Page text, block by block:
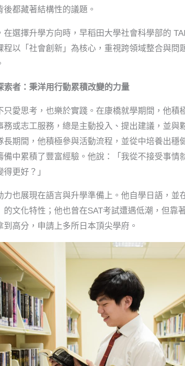
後都藏著結構性的議題。
擇升學方向時，早稻田大學社會科學部的
程以「社會創新」為核心，重視跨領域整合與問
索者：秉洋用行動累積改變的力量
思考，也樂於實踐。在康橋就學期間，他積
務或志工服務，總是主動投入、提出建議，並與
長期間，他積極參與活動流程，並從中培養出穩
備中累積了豐富經驗。他說：「我從不接受事情
更好？」
展現在語言與升學準備上。他自學日語，並
的文化特性；他也曾在SAT考試遭遇低潮，但靠
到高分，申請上多所日本頂尖學府。